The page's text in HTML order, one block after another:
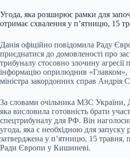
Угода, яка розширює рамки для
отримає схвалення у п’ятницю, 15
Данія офіційно повідомила Раду
приєднатися до домовленості про
трибуналу стосовно злочину
інформацію оприлюднив «Главком»,
міністра закордонних справ Андрія
За словами очільника МЗС України,
яка висловила готовність брати
спецтрибуналу для РФ. Він
угода, яка є необхідною для запуску
затверджена у п’ятницю, 15 травня,
Ради Європи у Кишиневі.